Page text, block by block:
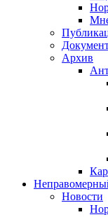
Архив
Новости